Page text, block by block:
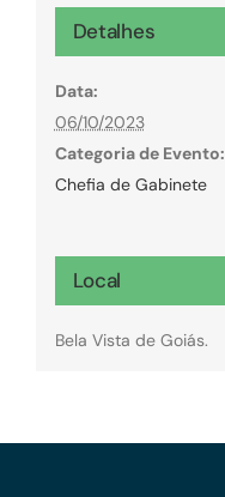
Detalhes
Data:
06/10/2023
Categoria de Evento:
Chefia de Gabinete
Local
Bela Vista de Goiás.